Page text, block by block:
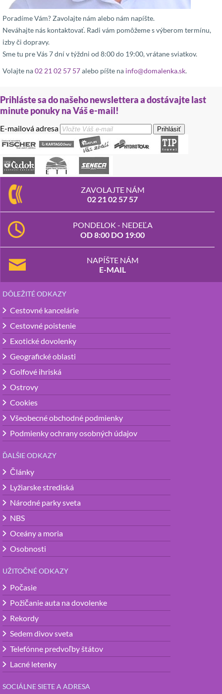
Poradíme Vám? Zavolajte nám alebo nám napíšte.
Neváhajte nás kontaktovať. Radi vám pomôžeme s výberom termínu,
izby či dopravy.
Sme tu pre Vás 7 dní v týždni od 8:00 do 19:00, vrátane sviatkov.
Volajte na02 21 02 57 57alebo píšte na info@domalenka.sk.
Prihláste sa do našeho newslettera a dostávajte last
minute ponuky na Váš e-mail!
E-mailová adresa Prihlásiť
ZAVOLAJTE NÁM
02 21 02 57 57
PONDELOK - NEDEĽA
OD 8:00 DO 19:00
NAPÍŠTE NÁM
E-MAIL
DÔLEŽITÉ ODKAZY
Cestovné kancelárie
Cestovné poistenie
Exotické dovolenky
Geografické oblasti
Golfové ihriská
Ostrovy
Cookies
Všeobecné obchodné podmienky
Podmienky ochrany osobných údajov
ĎALŠIE ODKAZY
Články
Lyžiarske strediská
Národné parky sveta
NBS
Oceány a moria
Osobnosti
UŽITOČNÉ ODKAZY
Počasie
Požičanie auta na dovolenke
Rekordy
Sedem divov sveta
Telefónne predvoľby štátov
Lacné letenky
SOCIÁLNE SIETE A ADRESA